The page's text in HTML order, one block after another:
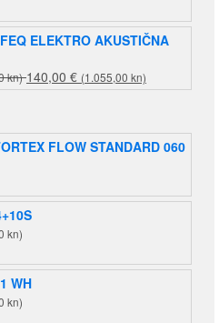
ELEKTRO AKUSTIČNA
kn)Izvorna
cijena
je:
220,00 €
140,00 € (1.055,00 kn)
cijena
140,00 €
(1.055,00
FLOW STANDARD 060
kn)
WH
kn)